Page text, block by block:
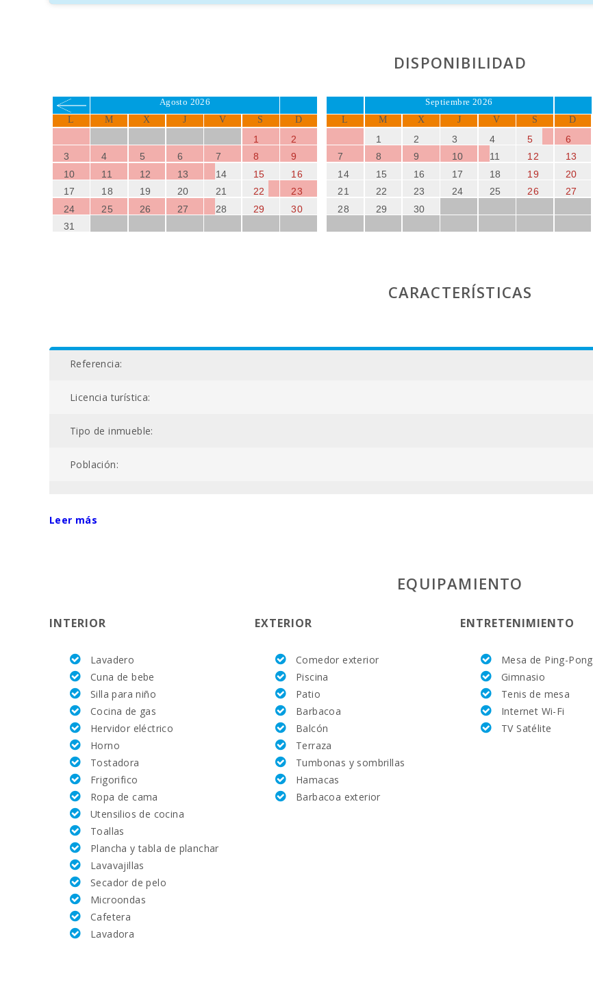
DISPONIBILIDAD
Agosto 2026
L M X J V S D
1
2
3
4 5 6 7 8
9
10
11 12 13 14 15
16
17
18 19 20 21 22
23
24
25 26 27 28 29
30
31
Septiembre 2026
L M X J V S D
1 2 3 4 5
6
7
8 9 10 11 12
13
14
15 16 17 18 19
20
21
22 23 24 25 26
27
28
29 30
CARACTERÍSTICAS
Referencia:
Licencia turística:
Tipo de inmueble:
Población:
Nº baños:
Nº de dormitorios:
Superficie casa (m2):
Golf:
Equitación (km):
Academia de tenis Rafa Nadal (km):
Hospital de Manacor (km):
Mercado semanal en Porto Colom ( los martes ) (km):
Mercado semanal en Felanitx ( los domingos )(km):
Leer más
EQUIPAMIENTO
INTERIOR
Lavadero
Cuna de bebe
Silla para niño
Cocina de gas
Hervidor eléctrico
Horno
Tostadora
Frigorifico
Ropa de cama
Utensilios de cocina
Toallas
Plancha y tabla de planchar
Lavavajillas
Secador de pelo
Microondas
Cafetera
Lavadora
EXTERIOR
Comedor exterior
Piscina
Patio
Barbacoa
Balcón
Terraza
Tumbonas y sombrillas
Hamacas
Barbacoa exterior
ENTRETENIMIENTO
Mesa de Ping-Pong
Gimnasio
Tenis de mesa
Internet Wi-Fi
TV Satélite